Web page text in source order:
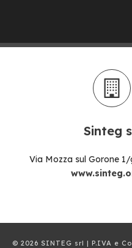
Sinteg
Via Mozza sul Gorone
© 2026 SINTEG srl | P.IVA e